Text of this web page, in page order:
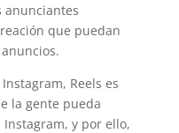
anunciantes
que puedan
Reels es
la gente pueda
y por ello,